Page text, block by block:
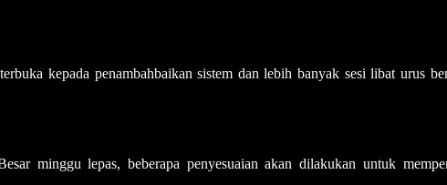
kepada penambahbaikan sistem dan lebih banyak sesi libat urus
minggu lepas, beberapa penyesuaian akan dilakukan untuk